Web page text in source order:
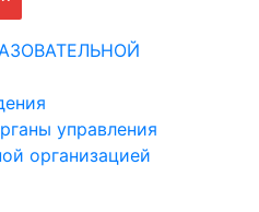
управления
организацией